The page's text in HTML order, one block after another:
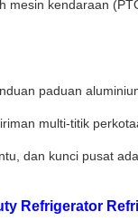
mesin kendaraan
paduan
multi-titik
dan kunci pusat
Refrigerator